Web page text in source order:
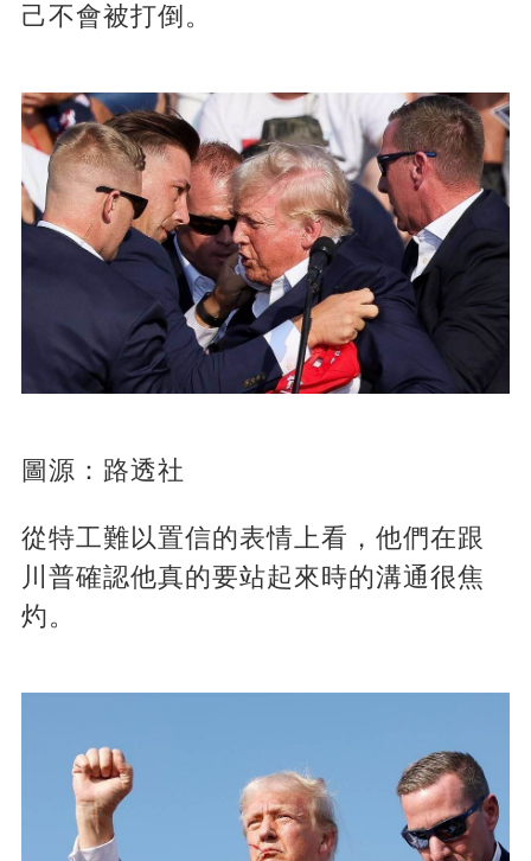
己不會被打倒。
圖源：路透社
從特工難以置信的表情上看，他們在跟
川普確認他真的要站起來時的溝通很焦
灼。